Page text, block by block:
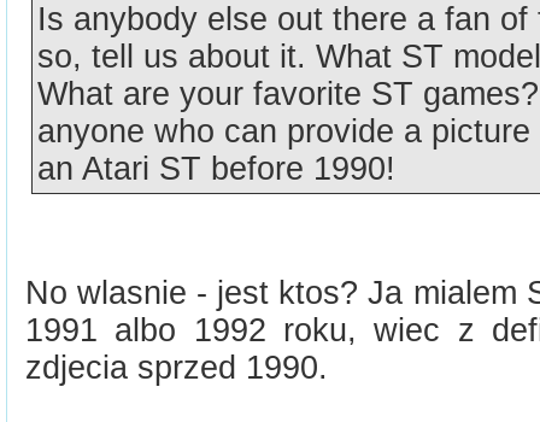
Is anybody else out there a fan
so, tell us about it. What ST
What are your favorite ST
anyone who can provide a
an Atari ST before 1990!
No wlasnie - jest ktos? Ja mialem
1991 albo 1992 roku, wiec z
zdjecia sprzed 1990.